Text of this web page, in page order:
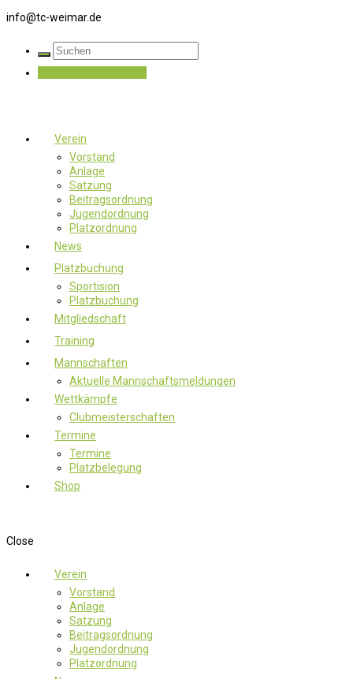
info@tc-weimar.de
Verein
Vorstand
Anlage
Satzung
Beitragsordnung
Jugendordnung
Platzordnung
News
Platzbuchung
Sportision
Platzbuchung
Mitgliedschaft
Training
Mannschaften
Aktuelle Mannschaftsmeldungen
Wettkämpfe
Clubmeisterschaften
Termine
Termine
Platzbelegung
Shop
Close
Verein
Vorstand
Anlage
Satzung
Beitragsordnung
Jugendordnung
Platzordnung